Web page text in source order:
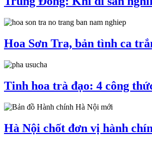
Hoa Sơn Tra, bản tình ca
Tinh hoa trà đạo: 4 công
Hà Nội chốt đơn vị hành